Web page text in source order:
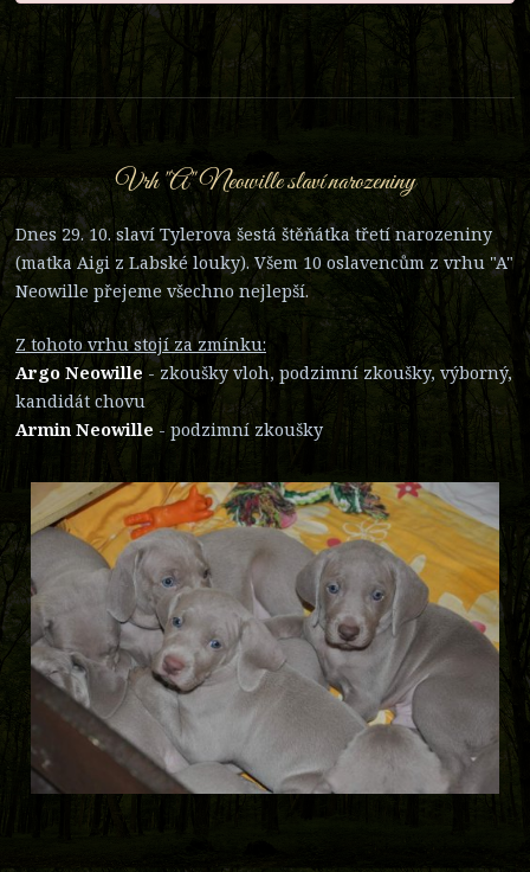
Vrh "A" Neowille slaví narozeniny
Dnes 29. 10. slaví Tylerova šestá štěňátka třetí narozeniny
(matka Aigi z Labské louky). Všem 10 oslavencům z vrhu "A"
Neowille přejeme všechno nejlepší.
Z tohoto vrhu stojí za zmínku:
Argo Neowille - zkoušky vloh, podzimní zkoušky, výborný,
kandidát chovu
Armin Neowille - podzimní zkoušky